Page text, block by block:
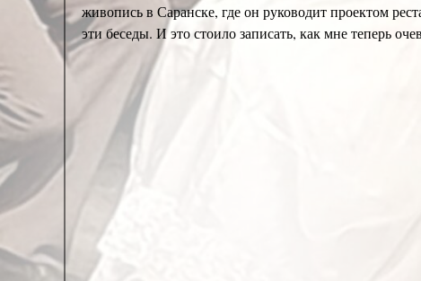
живопись в Саранске, где он руководит проектом
эти беседы. И это стоило записать, как мне теперь
Андрей Монастырский:
Валерий Георгиевич,
знает, как это происходит, чем отличается
как восстановление Храма Христа Спасителя. Это
работе принимал участие, но, насколько я знаю,
Валерий Витошнов:
Нет, это не совсем так, надо
конкурсов проводила среди художников, а потом
орнаментов. Дали всем одинаковое задание, чтобы